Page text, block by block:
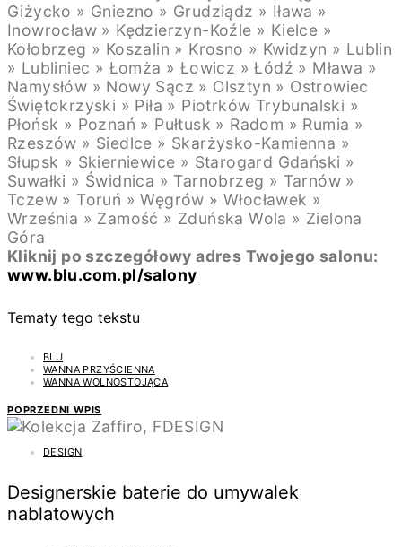
Giżycko » Gniezno » Grudziądz » Iława »
Inowrocław » Kędzierzyn-Koźle » Kielce »
Kołobrzeg » Koszalin » Krosno » Kwidzyn » Lublin
» Lubliniec » Łomża » Łowicz » Łódź » Mława »
Namysłów » Nowy Sącz » Olsztyn » Ostrowiec
Świętokrzyski » Piła » Piotrków Trybunalski »
Płońsk » Poznań » Pułtusk » Radom » Rumia »
Rzeszów » Siedlce » Skarżysko-Kamienna »
Słupsk » Skierniewice » Starogard Gdański »
Suwałki » Świdnica » Tarnobrzeg » Tarnów »
Tczew » Toruń » Węgrów » Włocławek »
Września » Zamość » Zduńska Wola » Zielona
Góra
Kliknij po szczegółowy adres Twojego salonu:
www.blu.com.pl/salony
Tematy tego tekstu
BLU
WANNA PRZYŚCIENNA
WANNA WOLNOSTOJĄCA
POPRZEDNI WPIS
DESIGN
Designerskie baterie do umywalek
nablatowych